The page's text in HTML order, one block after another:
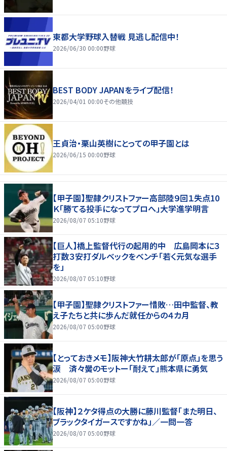
東都大学野球入替戦 見逃し配信中！
2026/06/30 00:00野球
BEST BODY JAPANをライブ配信！
2026/04/01 00:00その他競技
王貞治・栗山英樹にとっての甲子園とは
2026/06/15 00:00野球
【甲子園】聖隷クリストファー高部陸９回１失点10
Ｋ「勝てる投手になってプロへ」大学進学明言
2026/08/07 05:10野球
【巨人】橋上監督代行の起用的中 広島岡本に３
打数３安打ダルベックをベンチ「若く元気な選手
を」
2026/08/07 05:10野球
【甲子園】聖隷クリストファー惜敗…田中監督、教
え子たちと共に歩んだ就任からの４カ月
2026/08/07 05:00野球
【とっておきメモ】阪神大竹耕太郎が「原点」を思う
涙 済々黌のモットー「耐えて」熊本県に勇気
2026/08/07 05:00野球
【阪神】２ケタ得点の大勝に藤川監督「また明日、
ブラックタイガースですかね」／一問一答
2026/08/07 05:00野球